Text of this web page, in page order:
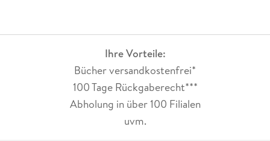
Ihre Vorteile:
Bücher versandkostenfrei*
100 Tage Rückgaberecht***
Abholung in über 100 Filialen
uvm.